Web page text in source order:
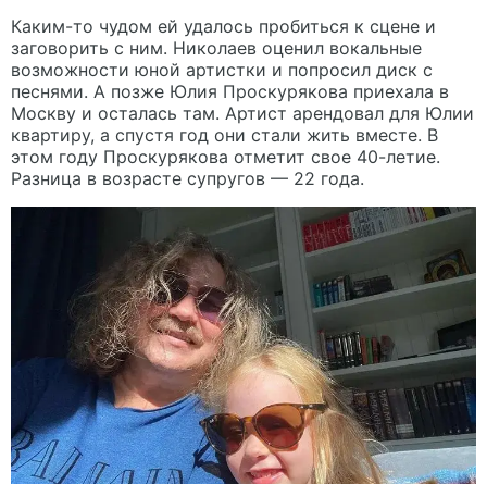
Каким-то чудом ей удалось пробиться к сцене и
заговорить с ним. Николаев оценил вокальные
возможности юной артистки и попросил диск с
песнями. А позже Юлия Проскурякова приехала в
Москву и осталась там. Артист арендовал для Юлии
квартиру, а спустя год они стали жить вместе. В
этом году Проскурякова отметит свое 40-летие.
Разница в возрасте супругов — 22 года.